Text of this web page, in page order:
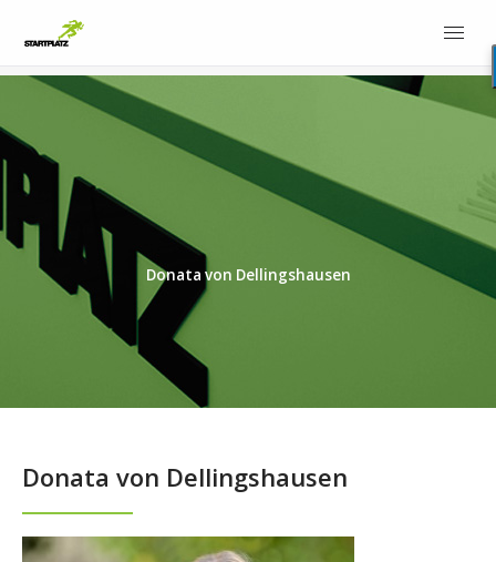
Donata von Dellingshausen
Donata von Dellingshausen